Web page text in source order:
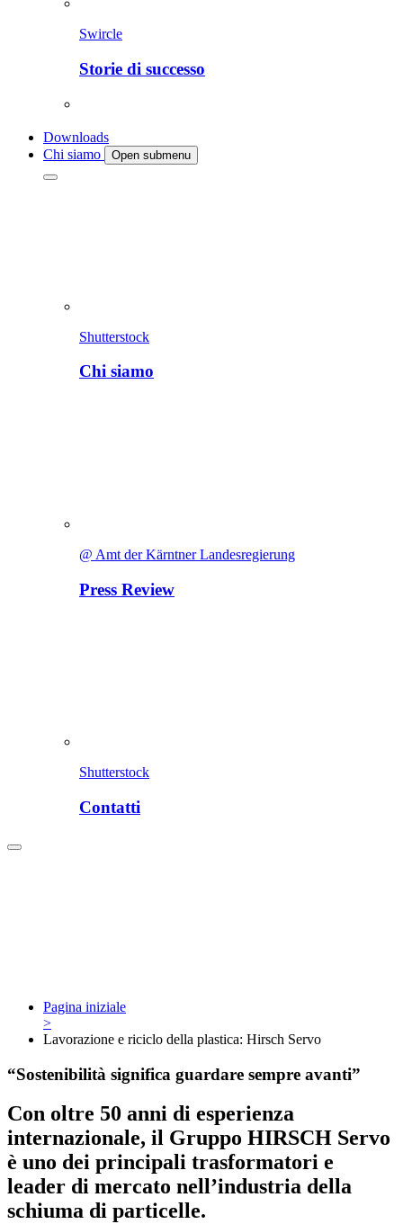
Swircle
Storie di successo
Downloads
Chi siamo
Open submenu
Shutterstock
Chi siamo
@ Amt der Kärntner Landesregierung
Press Review
Shutterstock
Contatti
Pagina iniziale
>
Lavorazione e riciclo della plastica: Hirsch Servo
“Sostenibilità significa guardare sempre avanti”
Con oltre 50 anni di esperienza
internazionale, il Gruppo HIRSCH Servo
è uno dei principali trasformatori e
leader di mercato nell’industria della
schiuma di particelle.